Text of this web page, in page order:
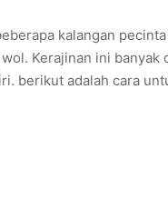
kalangan
Kerajinan ini banyak
berikut adalah cara